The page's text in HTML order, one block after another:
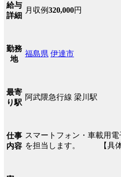
給与
詳細
月収例320,000円
勤務
地
福島県 伊達市
最寄
り駅
阿武隈急行線 梁川駅
仕事
内容
スマートフォン・車載用
を担当します。 【具体